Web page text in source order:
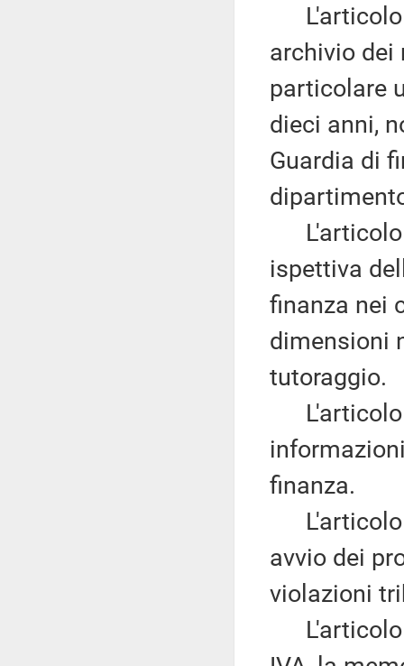
L'articolo
archivio dei
particolare
dieci anni,
Guardia di
L'articolo
ispettiva
finanza nei
dimensioni
tutoraggio.
L'articolo
finanza.
L'articolo
avvio dei
violazioni
L'articolo